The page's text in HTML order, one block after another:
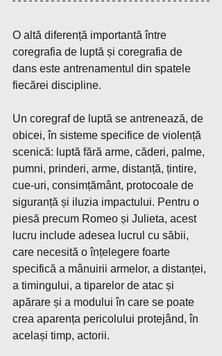
O altă diferență importantă între
coregrafia de luptă și coregrafia de
dans este antrenamentul din spatele
fiecărei discipline.
Un coregraf de luptă se antrenează, de
obicei, în sisteme specifice de violență
scenică: luptă fără arme, căderi, palme,
pumni, prinderi, arme, distanță, țintire,
cue-uri, consimțământ, protocoale de
siguranță și iluzia impactului. Pentru o
piesă precum Romeo și Julieta, acest
lucru include adesea lucrul cu săbii,
care necesită o înțelegere foarte
specifică a mânuirii armelor, a distanței,
a timingului, a tiparelor de atac și
apărare și a modului în care se poate
crea aparența pericolului protejând, în
același timp, actorii.